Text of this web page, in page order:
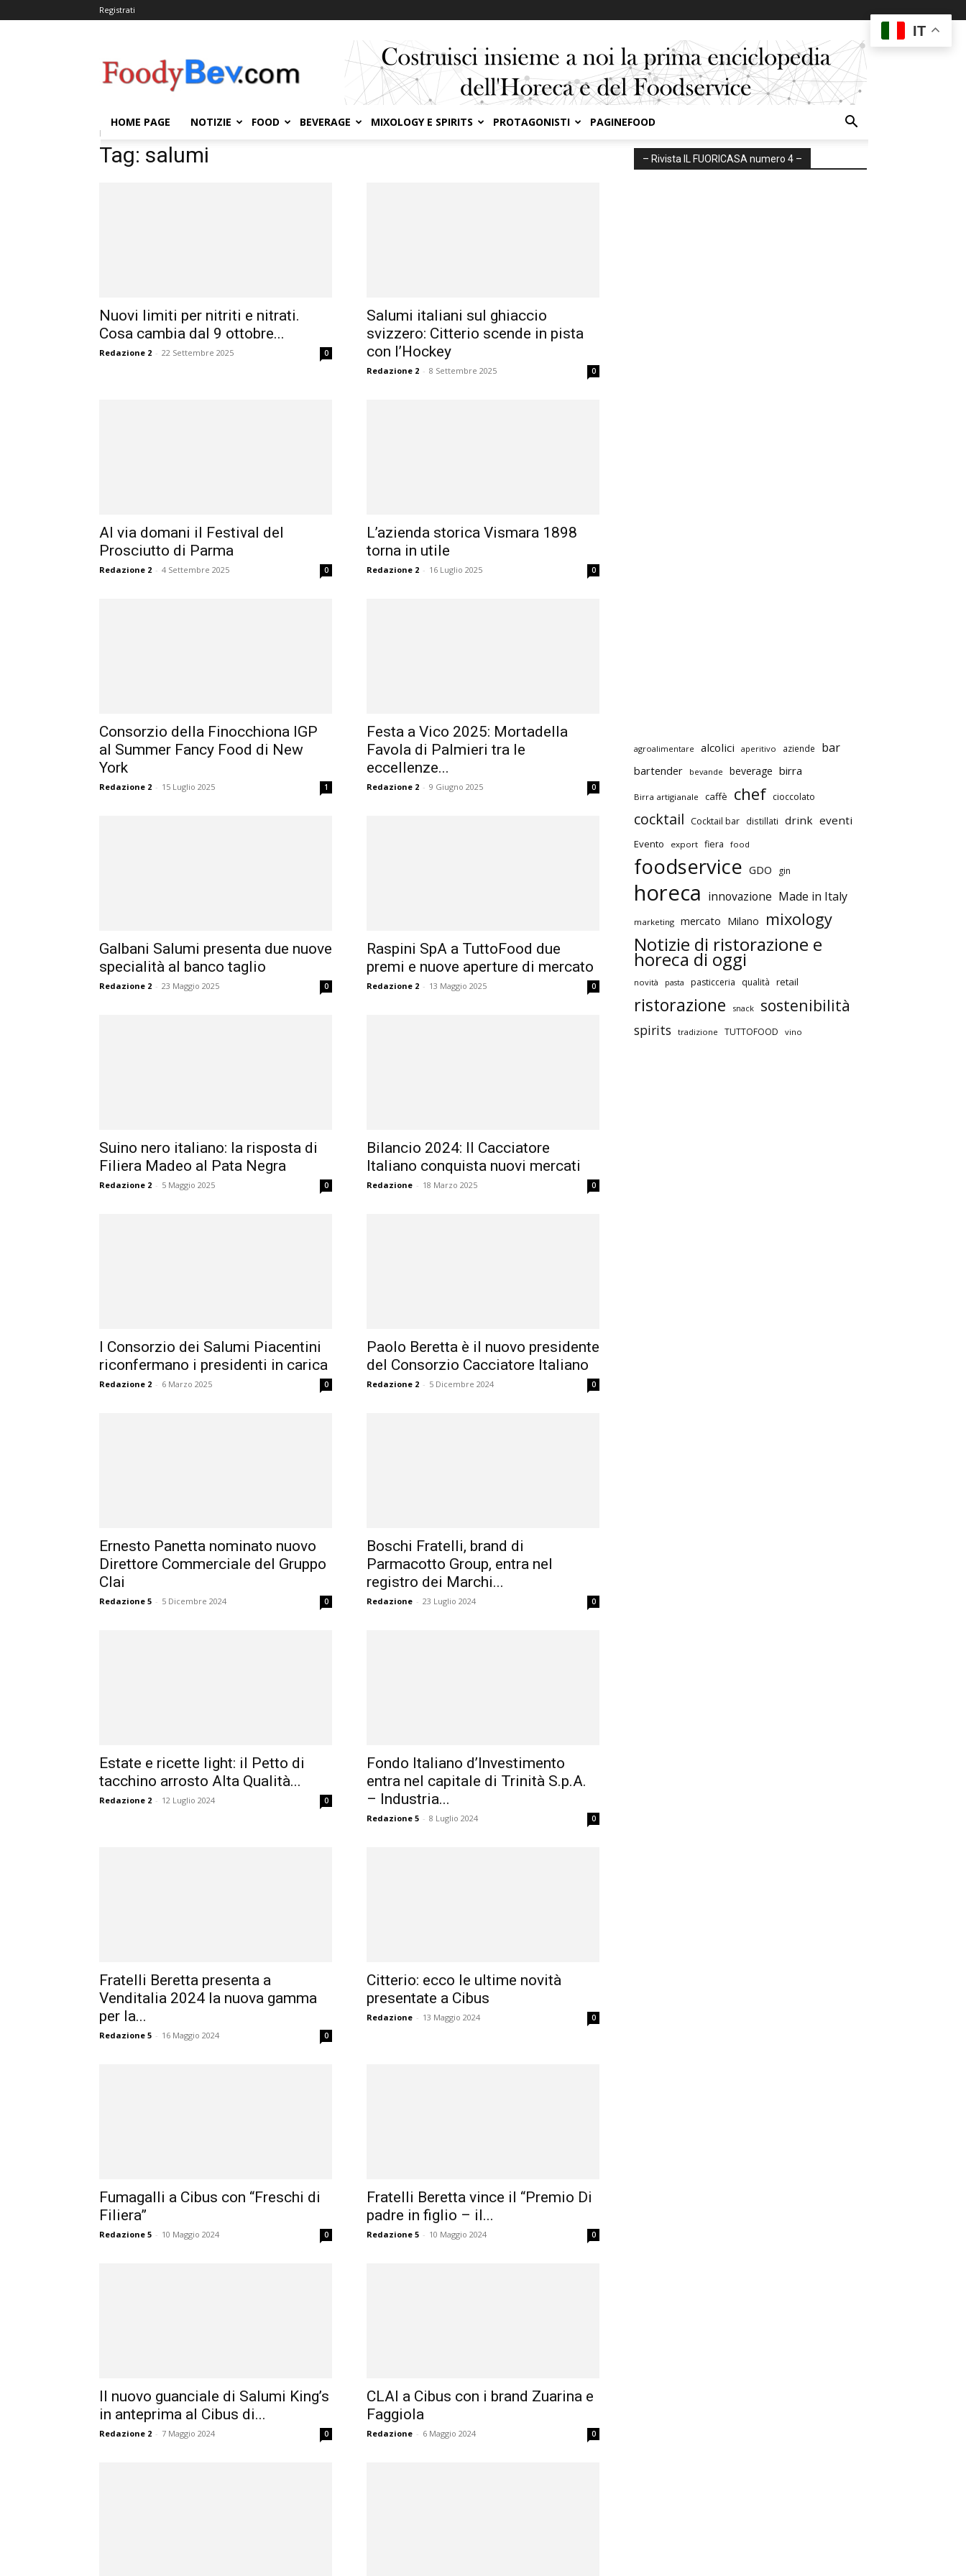
Registrati
HOME PAGE NOTIZIE FOOD BEVERAGE MIXOLOGY E SPIRITS PROTAGONISTI PAGINEFOOD
Home
Tag: salumi
Nuovi limiti per nitriti e nitrati.
Cosa cambia dal 9 ottobre...
Redazione 2 - 22 Settembre 2025 0
Salumi italiani sul ghiaccio
svizzero: Citterio scende in pista
con l’Hockey
Redazione 2 - 8 Settembre 2025 0
Al via domani il Festival del
Prosciutto di Parma
Redazione 2 - 4 Settembre 2025 0
L’azienda storica Vismara 1898
torna in utile
Redazione 2 - 16 Luglio 2025 0
Consorzio della Finocchiona IGP
al Summer Fancy Food di New
York
Redazione 2 - 15 Luglio 2025 1
Festa a Vico 2025: Mortadella
Favola di Palmieri tra le
eccellenze...
Redazione 2 - 9 Giugno 2025 0
Galbani Salumi presenta due nuove
specialità al banco taglio
Redazione 2 - 23 Maggio 2025 0
Raspini SpA a TuttoFood due
premi e nuove aperture di mercato
Redazione 2 - 13 Maggio 2025 0
Suino nero italiano: la risposta di
Filiera Madeo al Pata Negra
Redazione 2 - 5 Maggio 2025 0
Bilancio 2024: Il Cacciatore
Italiano conquista nuovi mercati
Redazione - 18 Marzo 2025 0
I Consorzio dei Salumi Piacentini
riconfermano i presidenti in carica
Redazione 2 - 6 Marzo 2025 0
Paolo Beretta è il nuovo presidente
del Consorzio Cacciatore Italiano
Redazione 2 - 5 Dicembre 2024 0
Ernesto Panetta nominato nuovo
Direttore Commerciale del Gruppo
Clai
Redazione 5 - 5 Dicembre 2024 0
Boschi Fratelli, brand di
Parmacotto Group, entra nel
registro dei Marchi...
Redazione - 23 Luglio 2024 0
Estate e ricette light: il Petto di
tacchino arrosto Alta Qualità...
Redazione 2 - 12 Luglio 2024 0
Fondo Italiano d’Investimento
entra nel capitale di Trinità S.p.A.
– Industria...
Redazione 5 - 8 Luglio 2024 0
Fratelli Beretta presenta a
Venditalia 2024 la nuova gamma
per la...
Redazione 5 - 16 Maggio 2024 0
Citterio: ecco le ultime novità
presentate a Cibus
Redazione - 13 Maggio 2024 0
Fumagalli a Cibus con “Freschi di
Filiera”
Redazione 5 - 10 Maggio 2024 0
Fratelli Beretta vince il “Premio Di
padre in figlio – il...
Redazione 5 - 10 Maggio 2024 0
Il nuovo guanciale di Salumi King’s
in anteprima al Cibus di...
Redazione 2 - 7 Maggio 2024 0
CLAI a Cibus con i brand Zuarina e
Faggiola
Redazione - 6 Maggio 2024 0
– Rivista IL FUORICASA numero 4 –
agroalimentare alcolici aperitivo aziende bar
bartender bevande beverage birra
Birra artigianale caffè chef cioccolato
cocktail Cocktail bar distillati drink eventi
Evento export fiera food
foodservice GDO gin
horeca innovazione Made in Italy
marketing mercato Milano mixology
Notizie di ristorazione e
horeca di oggi
novità pasta pasticceria qualità retail
ristorazione snack sostenibilità
spirits tradizione TUTTOFOOD vino
IT